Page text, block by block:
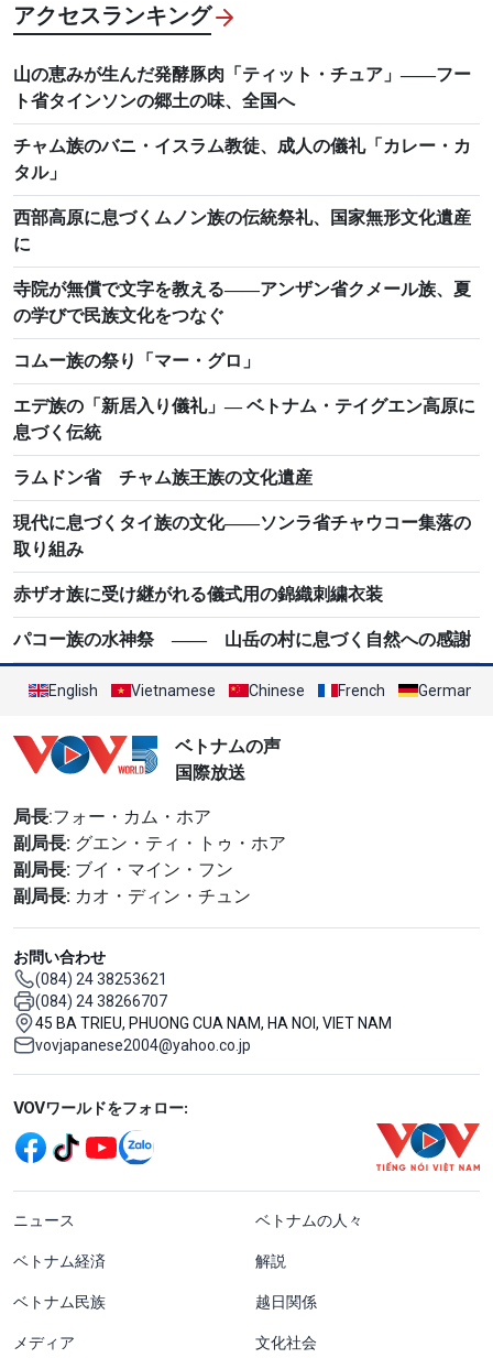
アクセスランキング
山の恵みが生んだ発酵豚肉「ティット・チュア」――フー
ト省タインソンの郷土の味、全国へ
チャム族のバニ・イスラム教徒、成人の儀礼「カレー・カ
タル」
西部高原に息づくムノン族の伝統祭礼、国家無形文化遺産
に
寺院が無償で文字を教える――アンザン省クメール族、夏
の学びで民族文化をつなぐ
コムー族の祭り「マー・グロ」
エデ族の「新居入り儀礼」― ベトナム・テイグエン高原に
息づく伝統
ラムドン省 チャム族王族の文化遺産
現代に息づくタイ族の文化――ソンラ省チャウコー集落の
取り組み
赤ザオ族に受け継がれる儀式用の錦織刺繍衣装
パコー族の水神祭 ―― 山岳の村に息づく自然への感謝
English Vietnamese Chinese French German
ベトナムの声
国際放送
局長:フォー・カム・ホア
副局長: グエン・ティ・トゥ・ホア
副局長: ブイ・マイン・フン
副局長: カオ・ディン・チュン
お問い合わせ
(084) 24 38253621
(084) 24 38266707
45 BA TRIEU, PHUONG CUA NAM, HA NOI, VIET NAM
vovjapanese2004@yahoo.co.jp
Mạng xã hội
VOVワールドをフォロー:
menu footer tiếng Nhật
ニュース ベトナムの人々
ベトナム経済 解説
ベトナム民族 越日関係
メディア 文化社会